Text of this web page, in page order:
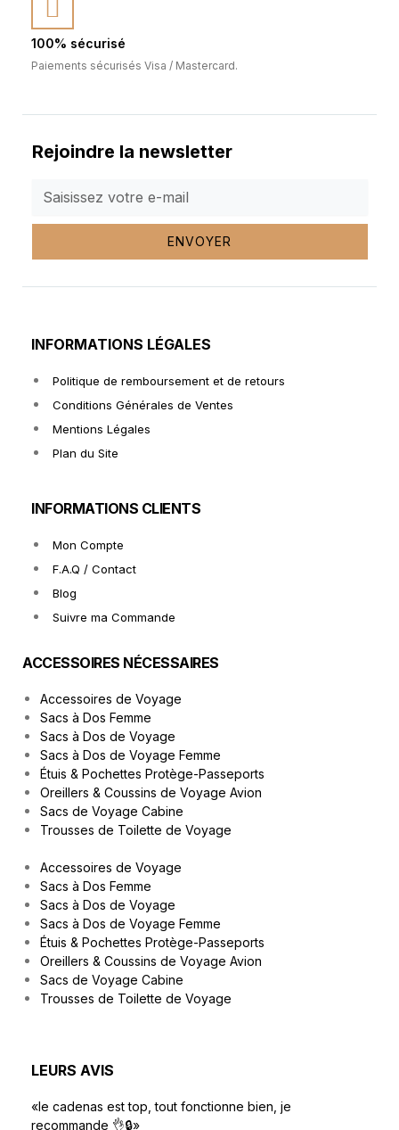
100% sécurisé
Paiements sécurisés Visa / Mastercard.
Rejoindre la newsletter
ENVOYER
INFORMATIONS LÉGALES
Politique de remboursement et de retours
Conditions Générales de Ventes
Mentions Légales
Plan du Site
INFORMATIONS CLIENTS
Mon Compte
F.A.Q / Contact
Blog
Suivre ma Commande
ACCESSOIRES NÉCESSAIRES
Accessoires de Voyage
Sacs à Dos Femme
Sacs à Dos de Voyage
Sacs à Dos de Voyage Femme
Étuis & Pochettes Protège-Passeports
Oreillers & Coussins de Voyage Avion
Sacs de Voyage Cabine
Trousses de Toilette de Voyage
Accessoires de Voyage
Sacs à Dos Femme
Sacs à Dos de Voyage
Sacs à Dos de Voyage Femme
Étuis & Pochettes Protège-Passeports
Oreillers & Coussins de Voyage Avion
Sacs de Voyage Cabine
Trousses de Toilette de Voyage
LEURS AVIS
«le cadenas est top, tout fonctionne bien, je
recommande 👌🔒»